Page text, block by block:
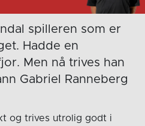
spilleren som er
Hadde en
Men nå trives han
Gabriel Ranneberg
og trives utrolig godt i